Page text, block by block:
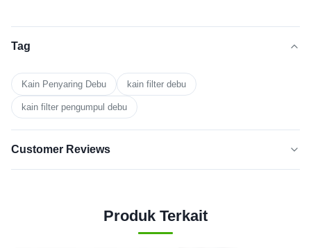
Tag
Kain Penyaring Debu kain filter debu
kain filter pengumpul debu
Customer Reviews
Produk Terkait